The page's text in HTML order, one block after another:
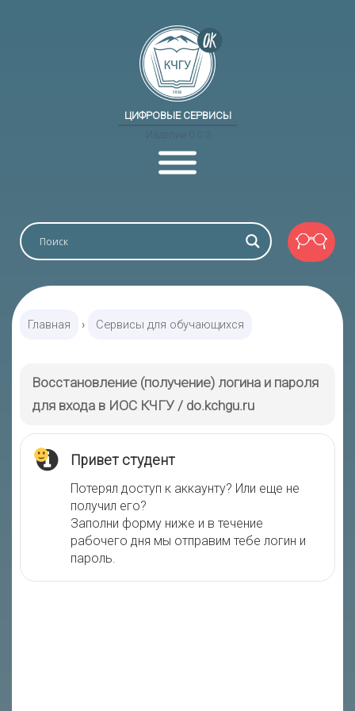
ЦИФРОВЫЕ СЕРВИСЫ
Главная › Сервисы для обучающихся
Восстановление (получение) логина и пароля
для входа в ИОС КЧГУ / do.kchgu.ru
Привет студент
Потерял доступ к аккаунту? Или еще не
получил его?
Заполни форму ниже и в течение
рабочего дня мы отправим тебе логин и
пароль.